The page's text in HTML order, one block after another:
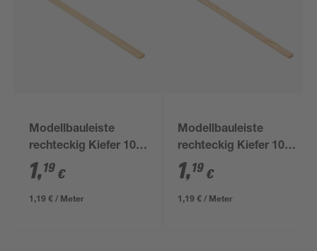
Modellbauleiste
rechteckig Kiefer 100
x 0,7 x 0,3 cm
1,19 €
1,19 € / Meter
Modellbauleiste
rechteckig Kiefer 100
x 0,5 x 0,3 cm
1,19 €
1,19 € / Meter